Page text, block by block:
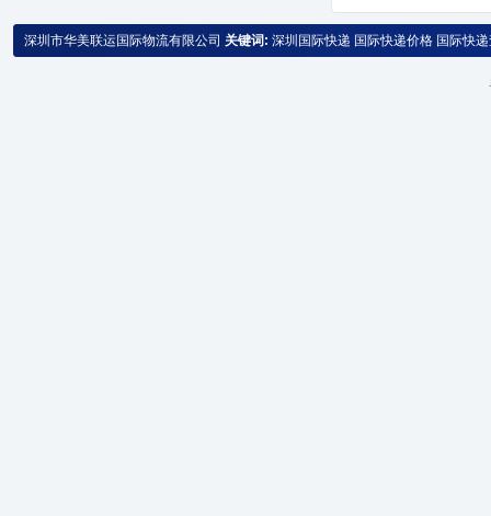
深圳市华美联运国际物流有限公司 关键词: 深圳国际快递 国际快递价格 国际快